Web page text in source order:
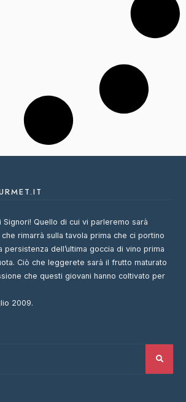
Signori! Quello di cui vi parleremo sarà
che rimarrà sulla tavola prima che ci portino
persistenza dell’ultima goccia di vino prima
Ciò che leggerete sarà il frutto maturato
che questi giovani hanno coltivato per
2009.